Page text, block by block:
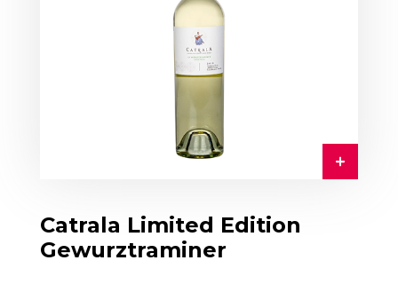
Catrala Limited Edition
Gewurztraminer